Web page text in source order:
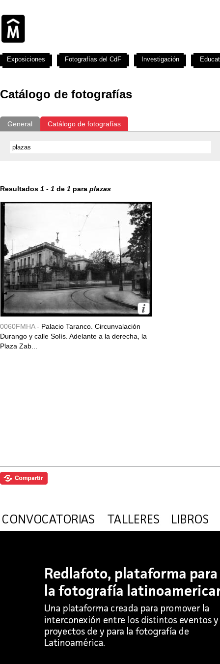
Catálogo de fotografías
General Catálogo de fotografías
Resultados 1 - 1 de 1 para plazas
0060FMHA - Palacio Taranco. Circunvalación
Durango y calle Solís. Adelante a la derecha, la
Plaza Zab...
Exposiciones Fotografías del CdF Investigación